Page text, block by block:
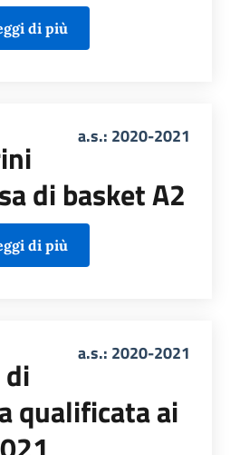
di più
a.s.: 2020-2021
di basket A2
di più
a.s.: 2020-2021
qualificata ai